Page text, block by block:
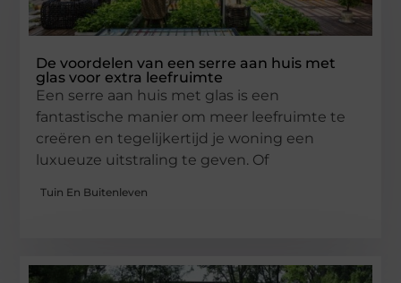
De voordelen van een serre aan huis met
glas voor extra leefruimte
Een serre aan huis met glas is een
fantastische manier om meer leefruimte te
creëren en tegelijkertijd je woning een
luxueuze uitstraling te geven. Of
Tuin En Buitenleven